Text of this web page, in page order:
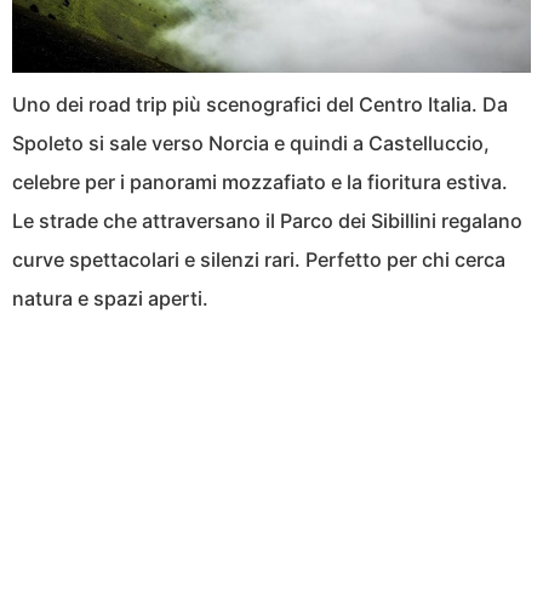
Uno dei road trip più scenografici del Centro Italia. Da
Spoleto si sale verso Norcia e quindi a Castelluccio,
celebre per i panorami mozzafiato e la fioritura estiva.
Le strade che attraversano il Parco dei Sibillini regalano
curve spettacolari e silenzi rari. Perfetto per chi cerca
natura e spazi aperti.